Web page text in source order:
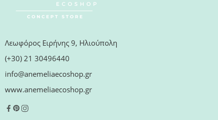
Λεωφόρος Ειρήνης 9, Ηλιούπολη
(+30) 21 30496440
info@anemeliaecoshop.gr
www.anemeliaecoshop.gr